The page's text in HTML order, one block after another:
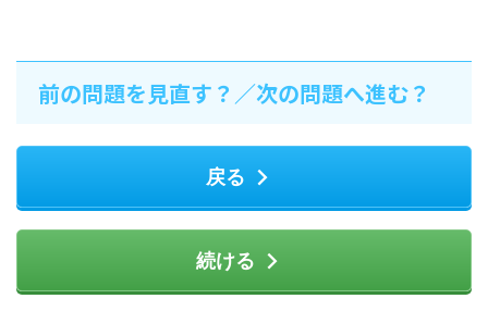
前の問題を見直す？／次の問題へ進む？
戻る
続ける